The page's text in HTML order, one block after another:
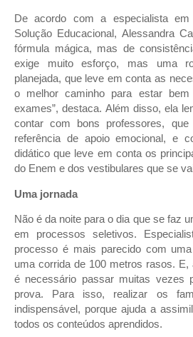
De acordo com a especialista em
Solução Educacional, Alessandra
fórmula mágica, mas de
exige muito esforço, mas uma
planejada, que leve em conta as
o melhor caminho para estar bem
exames”, destaca. Além disso, ela
contar com bons professores,
referência de apoio emocional, e
didático que leve em conta os
do Enem e dos vestibulares que se
Uma jornada
Não é da noite para o dia que se faz
em processos seletivos.
processo é mais parecido com
uma corrida de 100 metros rasos. E,
é necessário passar muitas vezes
prova. Para isso, realizar os
indispensável, porque ajuda a
todos os conteúdos aprendidos.